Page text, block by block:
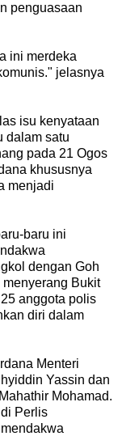
penguasaan
ini merdeka
jelasnya
isu kenyataan
dalam satu
pada 21 Ogos
khususnya
menjadi
baru ini
dengan Goh
Bukit
anggota polis
diri dalam
Menteri
Yassin dan
Mohamad.
Perlis